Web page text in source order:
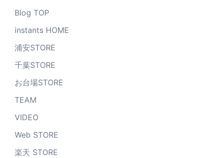
Blog TOP
instants HOME
浦安STORE
千葉STORE
お台場STORE
TEAM
VIDEO
Web STORE
楽天 STORE